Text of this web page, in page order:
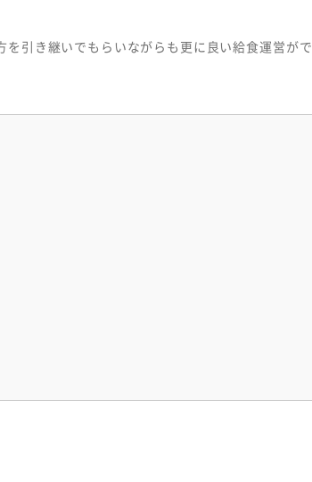
引き継いでもらいながらも更に良い給食運営がで